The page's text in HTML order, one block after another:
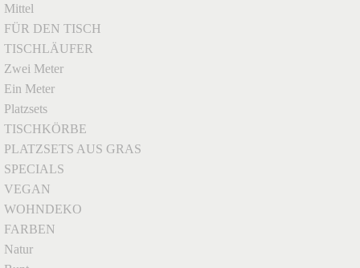
Mittel
FÜR DEN TISCH
TISCHLÄUFER
Zwei Meter
Ein Meter
Platzsets
TISCHKÖRBE
PLATZSETS AUS GRAS
SPECIALS
VEGAN
WOHNDEKO
FARBEN
Natur